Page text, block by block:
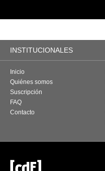
INSTITUCIONALES
Inicio
Quiénes somos
Suscripción
FAQ
Contacto